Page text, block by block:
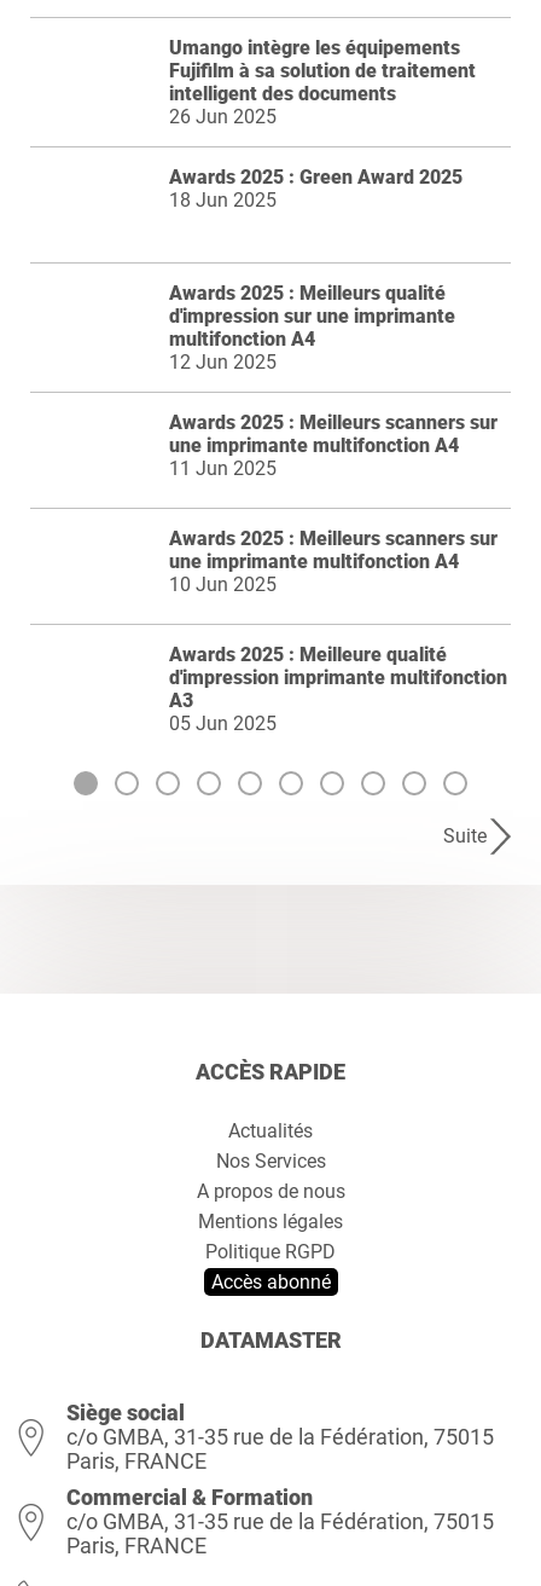
Umango intègre les équipements
Fujifilm à sa solution de traitement
intelligent des documents
26 Jun 2025
Awards 2025 : Green Award 2025
18 Jun 2025
Awards 2025 : Meilleurs qualité
d'impression sur une imprimante
multifonction A4
12 Jun 2025
Awards 2025 : Meilleurs scanners sur
une imprimante multifonction A4
11 Jun 2025
Awards 2025 : Meilleurs scanners sur
une imprimante multifonction A4
10 Jun 2025
Awards 2025 : Meilleure qualité
d'impression imprimante multifonction
A3
05 Jun 2025
Suite
ACCÈS RAPIDE
Actualités
Nos Services
A propos de nous
Mentions légales
Politique RGPD
Accès abonné
DATAMASTER
Siège social
c/o GMBA, 31-35 rue de la Fédération, 75015
Paris, FRANCE
Commercial & Formation
c/o GMBA, 31-35 rue de la Fédération, 75015
Paris, FRANCE